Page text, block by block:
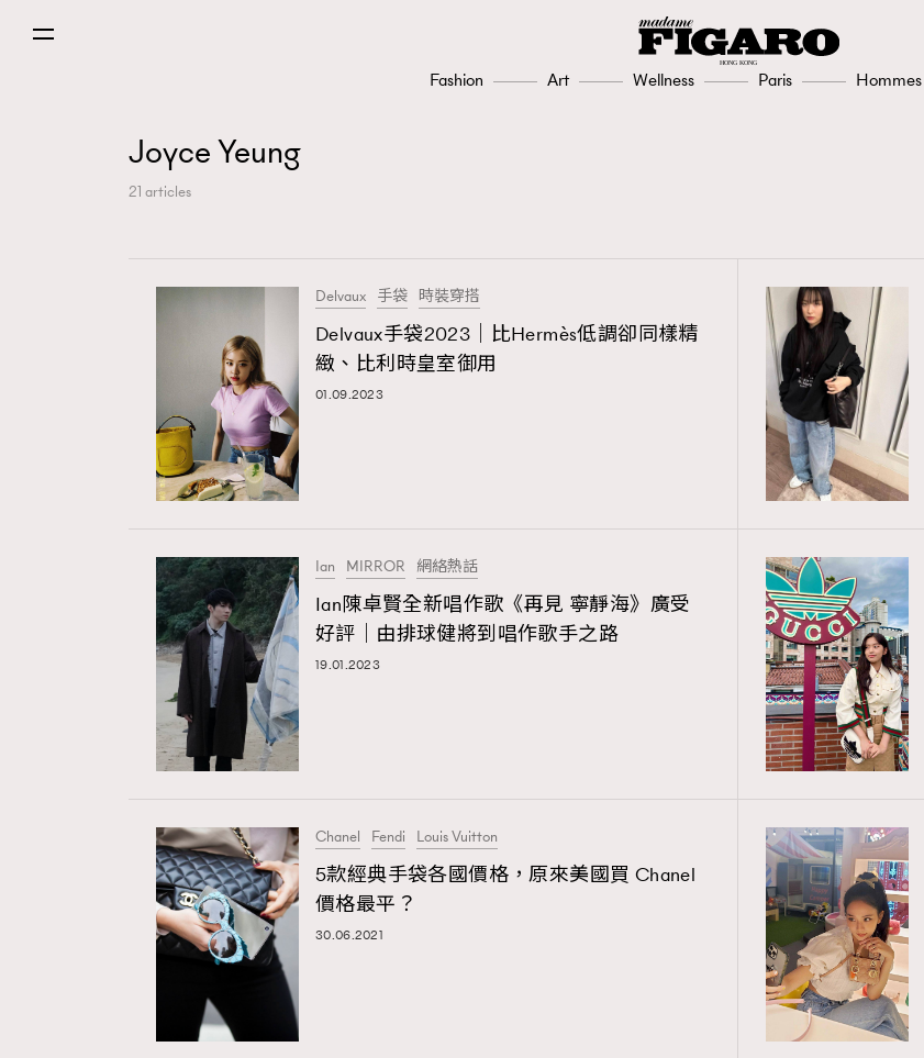
Fashion Art Wellness Paris Hommes
Fashion
Wellness
Paris
Hommes
AFrenchMind
DressLikeAParisienne 1
FigaroAesthetic
Joyce Yeung
21 articles
Delvaux 手袋 時裝穿搭
Delvaux手袋2023｜比Hermès低調卻同樣精
緻、比利時皇室御用
01.09.2023
Ian MIRROR 網絡熱話
Ian陳卓賢全新唱作歌《再見 寧靜海》廣受
好評｜由排球健將到唱作歌手之路
19.01.2023
Chanel Fendi Louis Vuitton
5款經典手袋各國價格，原來美國買 Chanel
價格最平？
30.06.2021